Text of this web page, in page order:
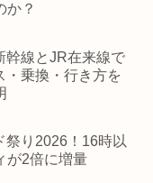
か？
幹線とJR在来線で
・乗換・行き方を
祭り2026！16時以
が2倍に増量